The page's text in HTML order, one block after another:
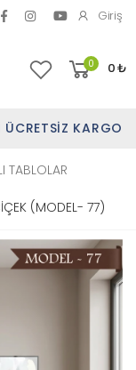
Giriş
0 0₺
KARGO
TABLOLAR
(MODEL- 77)